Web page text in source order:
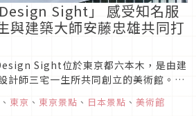
Sight」 感受知名服
與建築大師安藤忠雄共同打
Sight位於東京都六本木，是由建
計師三宅一生所共同創立的美術館。美
總共有三個展廳。21_21 DESIGN
造設計未來的文化基地，其目標是讓設
、 東京 、 東京景點 、 日本景點 、 美術館